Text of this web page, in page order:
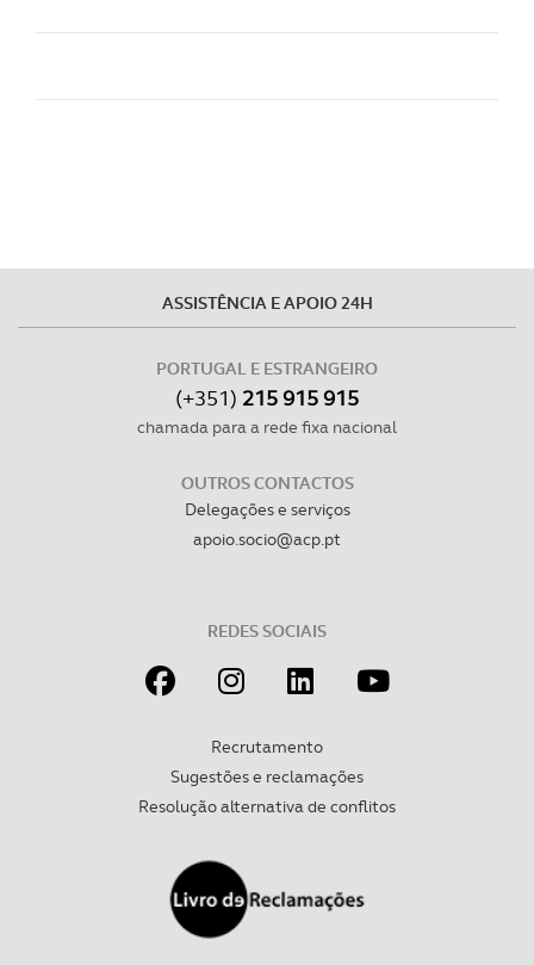
ASSISTÊNCIA E APOIO 24H
PORTUGAL E ESTRANGEIRO
(+351) 215 915 915
chamada para a rede fixa nacional
OUTROS CONTACTOS
Delegações e serviços
apoio.socio@acp.pt
REDES SOCIAIS
Recrutamento
Sugestões e reclamações
Resolução alternativa de conflitos